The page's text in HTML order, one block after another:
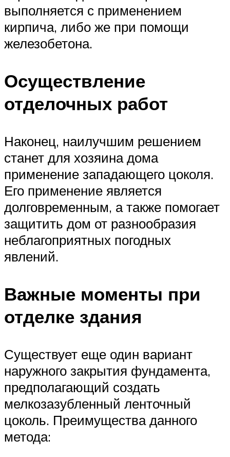
выполняется с применением
кирпича, либо же при помощи
железобетона.
Осуществление
отделочных работ
Наконец, наилучшим решением
станет для хозяина дома
применение западающего цоколя.
Его применение является
долговременным, а также помогает
защитить дом от разнообразия
неблагоприятных погодных
явлений.
Важные моменты при
отделке здания
Существует еще один вариант
наружного закрытия фундамента,
предполагающий создать
мелкозазубленный ленточный
цоколь. Преимущества данного
метода: